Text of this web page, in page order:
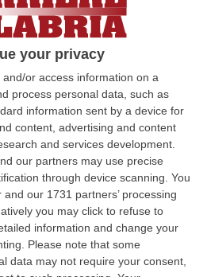
your privacy
and/or access information on a
process personal data, such as
information sent by a device for
content, advertising and content
and services development.
our partners may use precise
through device scanning. You
our 1731 partners’ processing
you may click to refuse to
information and change your
Please note that some
data may not require your consent,
Calabria” su Google News
Dieci condanne sono
dal sostituto
Sara Amerio al termine
processo “Cemetery